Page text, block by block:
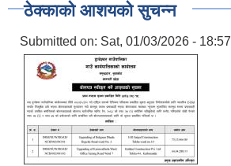
ठेक्काको आशयको सुचन्न
Submitted on: Sat, 01/03/2026 - 18:57